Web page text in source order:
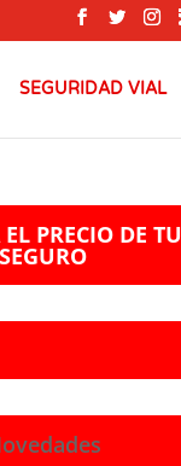
SEGURIDAD VIAL
PRECIO DE TU
SEGURO